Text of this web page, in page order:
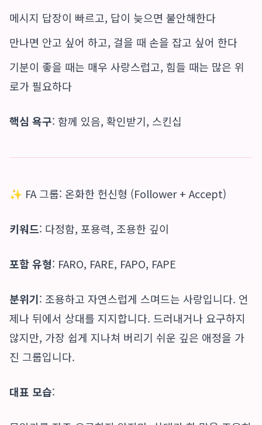
메시지 답장이 빠르고, 답이 늦으면 불안해한다
만나면 안고 싶어 하고, 걸을 때 손을 잡고 싶어 한다
기분이 좋을 때는 매우 사랑스럽고, 힘들 때는 많은 위
로가 필요하다
핵심 욕구: 함께 있음, 확인받기, 스킨십
✨ FA 그룹: 온화한 헌신형 (Follower + Accept)
키워드: 다정함, 포용력, 조용한 깊이
포함 유형: FARO, FARE, FAPO, FAPE
분위기: 조용하고 자연스럽게 스며드는 사랑입니다. 언
제나 뒤에서 상대를 지지합니다. 드러내거나 요구하지
않지만, 가장 쉽게 지나쳐 버리기 쉬운 깊은 애정을 가
진 그룹입니다.
대표 모습: